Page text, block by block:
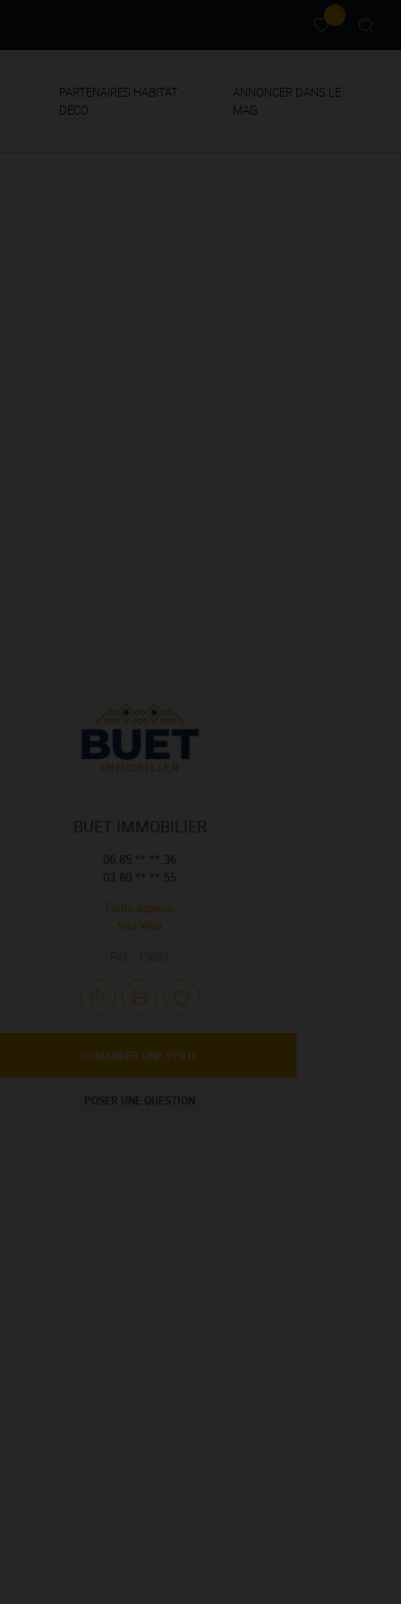
0
PARTENAIRES HABITAT
DÉCO
ANNONCER DANS LE
MAG
BUET IMMOBILIER
06.85.**.**.36
03.80.**.**.55
Fiche agence
Site Web
DEMANDER UNE VISITE
POSER UNE QUESTION